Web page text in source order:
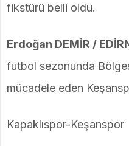
fikstürü belli oldu.
Erdoğan DEMİR /
futbol sezonunda
mücadele eden
Kapaklıspor-Keşanspor